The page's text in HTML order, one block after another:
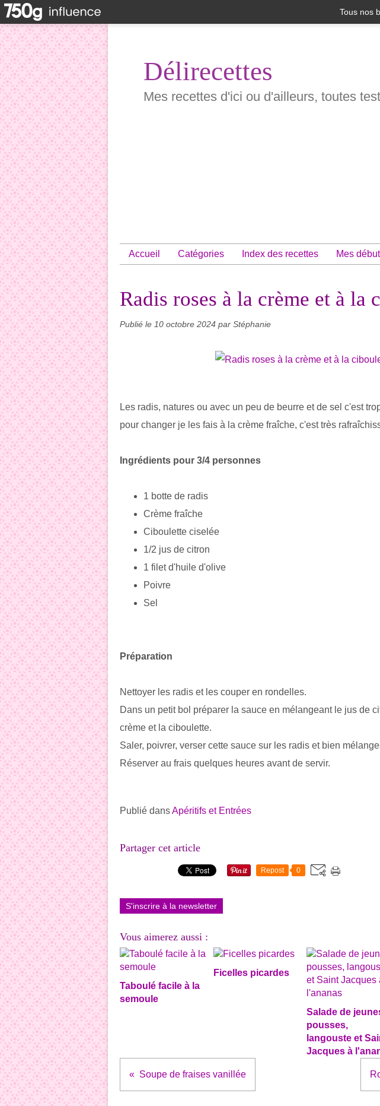
Tous nos
Délirecettes
Mes recettes d'ici ou d'ailleurs, toutes
Accueil Catégories Index des recettes Mes
Radis roses à la crème et à la
Publié le 10 octobre 2024 par Stéphanie
Les radis, natures ou avec un peu de beurre et de sel c'est
pour changer je les fais à la crème fraîche, c'est très
Ingrédients pour 3/4 personnes
1 botte de radis
Crème fraîche
Ciboulette ciselée
1/2 jus de citron
1 filet d'huile d'olive
Poivre
Sel
Préparation
Nettoyer les radis et les couper en rondelles.
Dans un petit bol préparer la sauce en mélangeant le jus de
crème et la ciboulette.
Saler, poivrer, verser cette sauce sur les radis et bien
Réserver au frais quelques heures avant de servir.
Publié dansApéritifs et Entrées
Partager cet article
Repost 0
S'inscrire à la newsletter
Vous aimerez aussi :
Taboulé facile à la
semoule
Ficelles picardes
Salade de
pousses,
langouste et
Jacques à
Soupe de fraises vanillée